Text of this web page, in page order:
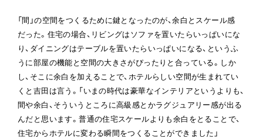
「間」の空間をつくるために鍵となったのが、余白とスケール感
だった。住宅の場合、リビングはソファを置いたらいっぱいにな
り、ダイニングはテーブルを置いたらいっぱいになる、というふ
うに部屋の機能と空間の大きさがぴったりと合っている。しか
し、そこに余白を加えることで、ホテルらしい空間が生まれてい
くと吉田は言う。「いまの時代は豪華なインテリアというよりも、
間や余白、そういうところに高級感とかラグジュアリー感が出る
んだと思います。普通の住宅スケールよりも余白をとることで、
住宅からホテルに変わる瞬間をつくることができました」